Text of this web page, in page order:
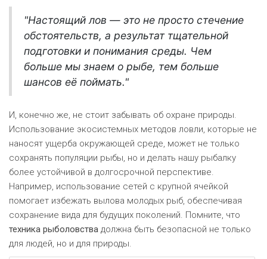
"Настоящий лов — это не просто стечение
обстоятельств, а результат тщательной
подготовки и понимания среды. Чем
больше мы знаем о рыбе, тем больше
шансов её поймать."
И, конечно же, не стоит забывать об охране природы.
Использование экосистемных методов ловли, которые не
наносят ущерба окружающей среде, может не только
сохранять популяции рыбы, но и делать нашу рыбалку
более устойчивой в долгосрочной перспективе.
Например, использование сетей с крупной ячейкой
помогает избежать вылова молодых рыб, обеспечивая
сохранение вида для будущих поколений. Помните, что
техника рыболовства должна быть безопасной не только
для людей, но и для природы.